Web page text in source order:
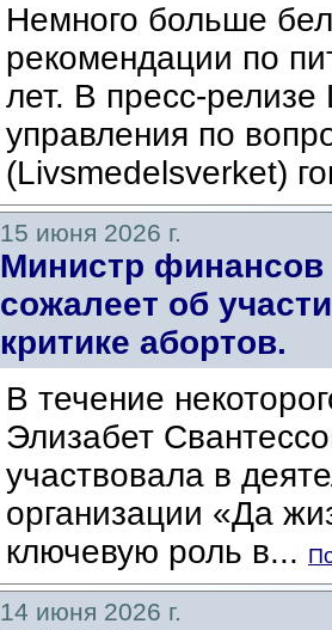
Немного больше
рекомендации по
лет. В пресс-релизе
управления по
(Livsmedelsverket)
15 июня 2026 г.
Министр финансов
сожалеет об
критике абортов.
В течение
Элизабет
участвовала в
организации «Да
ключевую роль в...
14 июня 2026 г.